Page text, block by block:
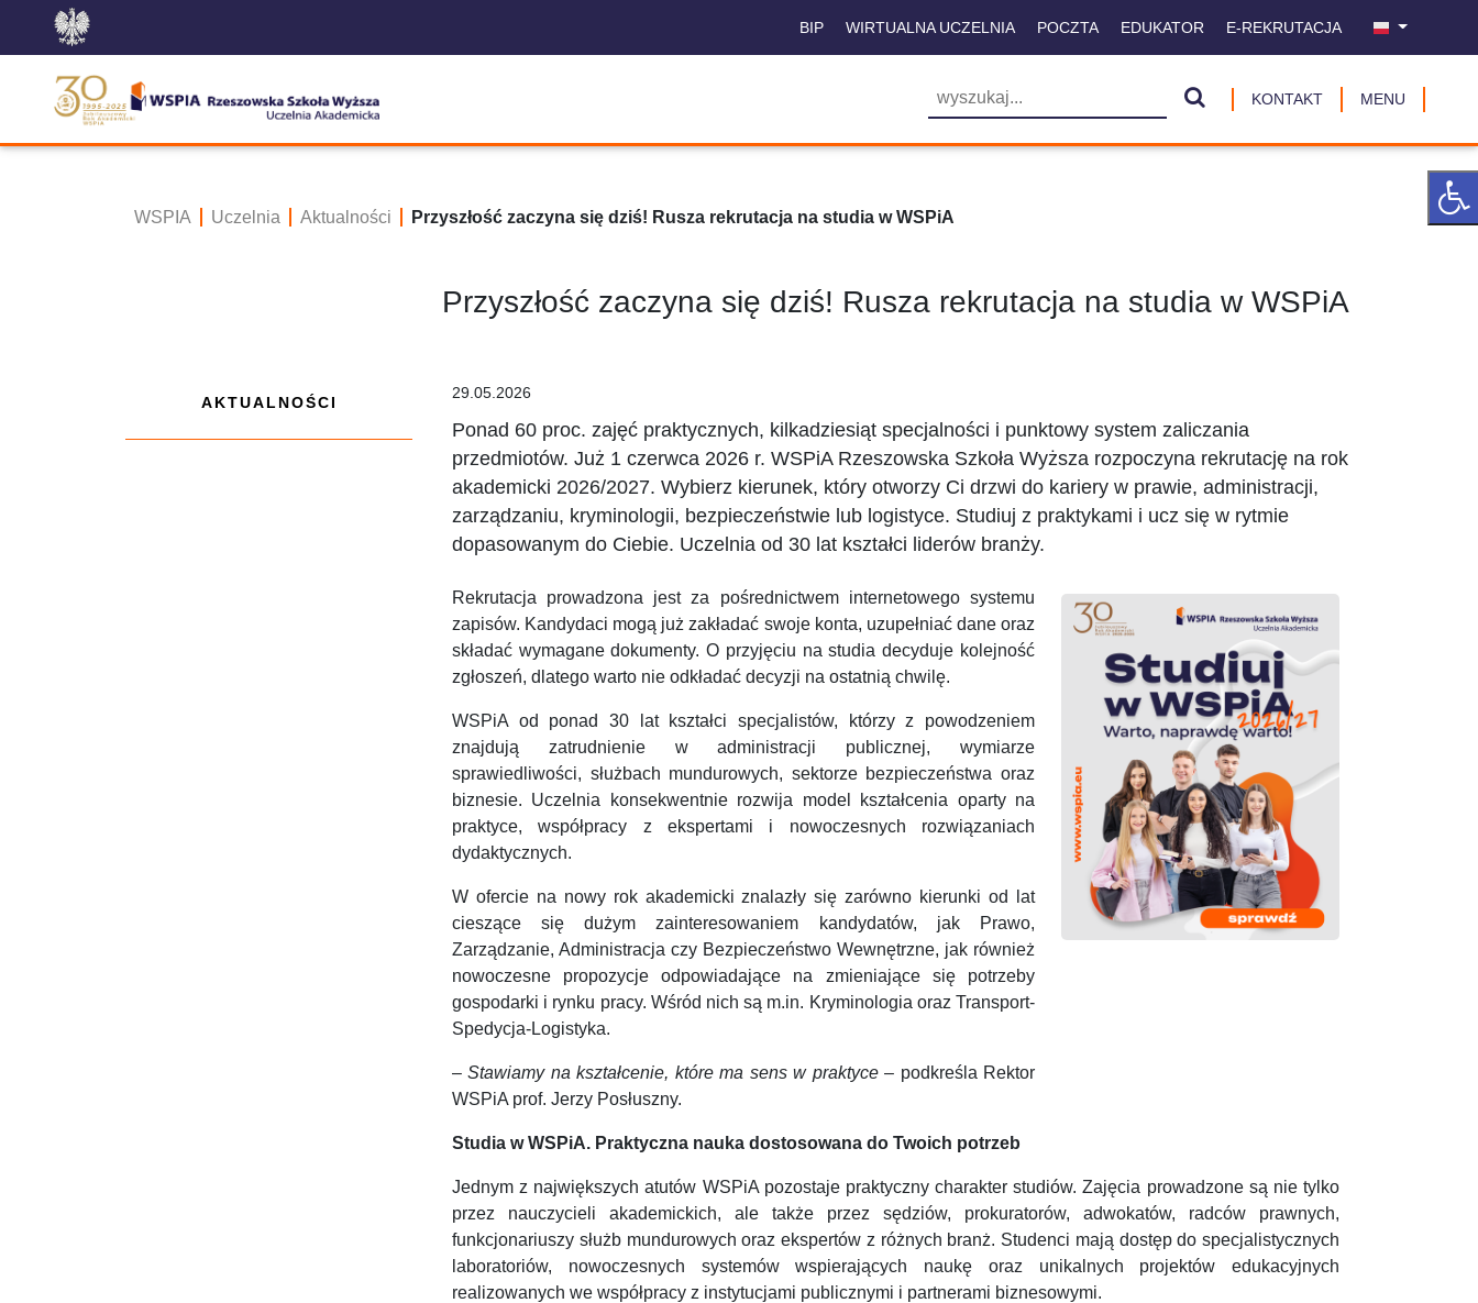
BIP WIRTUALNA UCZELNIA POCZTA EDUKATOR E-REKRUTACJA
KONTAKT MENU
WSPIA Uczelnia Aktualności Przyszłość zaczyna się dziś! Rusza rekrutacja na studia w WSPiA
AKTUALNOŚCI
Przyszłość zaczyna się dziś! Rusza rekrutacja na studia w WSPiA
29.05.2026
Ponad 60 proc. zajęć praktycznych, kilkadziesiąt specjalności i punktowy system zaliczania
przedmiotów. Już 1 czerwca 2026 r. WSPiA Rzeszowska Szkoła Wyższa rozpoczyna rekrutację na rok
akademicki 2026/2027. Wybierz kierunek, który otworzy Ci drzwi do kariery w prawie, administracji,
zarządzaniu, kryminologii, bezpieczeństwie lub logistyce. Studiuj z praktykami i ucz się w rytmie
dopasowanym do Ciebie. Uczelnia od 30 lat kształci liderów branży.
Rekrutacja prowadzona jest za pośrednictwem internetowego systemu
zapisów. Kandydaci mogą już zakładać swoje konta, uzupełniać dane oraz
składać wymagane dokumenty. O przyjęciu na studia decyduje kolejność
zgłoszeń, dlatego warto nie odkładać decyzji na ostatnią chwilę.
WSPiA od ponad 30 lat kształci specjalistów, którzy z powodzeniem
znajdują zatrudnienie w administracji publicznej, wymiarze
sprawiedliwości, służbach mundurowych, sektorze bezpieczeństwa oraz
biznesie. Uczelnia konsekwentnie rozwija model kształcenia oparty na
praktyce, współpracy z ekspertami i nowoczesnych rozwiązaniach
dydaktycznych.
W ofercie na nowy rok akademicki znalazły się zarówno kierunki od lat
cieszące się dużym zainteresowaniem kandydatów, jak Prawo,
Zarządzanie, Administracja czy Bezpieczeństwo Wewnętrzne, jak również
nowoczesne propozycje odpowiadające na zmieniające się potrzeby
gospodarki i rynku pracy. Wśród nich są m.in. Kryminologia oraz Transport-
Spedycja-Logistyka.
–Stawiamy na kształcenie, które ma sens w praktyce– podkreśla Rektor
WSPiA prof. Jerzy Posłuszny.
Studia w WSPiA. Praktyczna nauka dostosowana do Twoich potrzeb
Jednym z największych atutów WSPiA pozostaje praktyczny charakter studiów. Zajęcia prowadzone są nie tylko
przez nauczycieli akademickich, ale także przez sędziów, prokuratorów, adwokatów, radców prawnych,
funkcjonariuszy służb mundurowych oraz ekspertów z różnych branż. Studenci mają dostęp do specjalistycznych
laboratoriów, nowoczesnych systemów wspierających naukę oraz unikalnych projektów edukacyjnych
realizowanych we współpracy z instytucjami publicznymi i partnerami biznesowymi.